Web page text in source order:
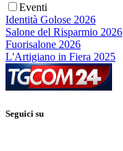
Eventi
Identità Golose 2026
Salone del Risparmio 2026
Fuorisalone 2026
L'Artigiano in Fiera 2025
Seguici su